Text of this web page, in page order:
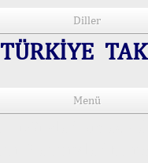
Diller
TÜRKİYE
Menü